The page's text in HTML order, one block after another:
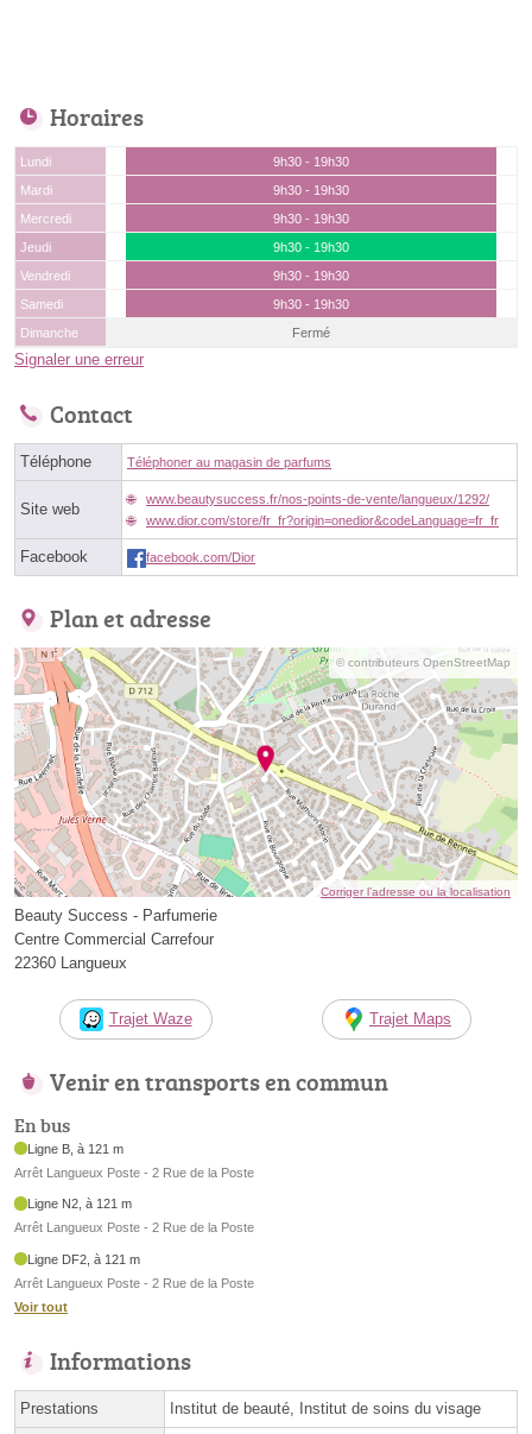
Horaires
Lundi
9h30 - 19h30
Mardi
9h30 - 19h30
Mercredi
9h30 - 19h30
Jeudi
9h30 - 19h30
Vendredi
9h30 - 19h30
Samedi
9h30 - 19h30
Dimanche
Fermé
Signaler une erreur
Contact
Téléphone Téléphoner au magasin de parfums
Site web
www.beautysuccess.fr/nos-points-de-vente/langueux/1292/
www.dior.com/store/fr_fr?origin=onedior&codeLanguage=fr_fr
Facebook facebook.com/Dior
Plan et adresse
© contributeurs OpenStreetMap
Corriger l’adresse ou la localisation
Beauty Success - Parfumerie
Centre Commercial Carrefour
22360 Langueux
Trajet Waze Trajet Maps
Venir en transports en commun
En bus
Ligne B, à 121 m
Arrêt Langueux Poste - 2 Rue de la Poste
Ligne N2, à 121 m
Arrêt Langueux Poste - 2 Rue de la Poste
Ligne DF2, à 121 m
Arrêt Langueux Poste - 2 Rue de la Poste
Voir tout
Informations
Prestations Institut de beauté, Institut de soins du visage